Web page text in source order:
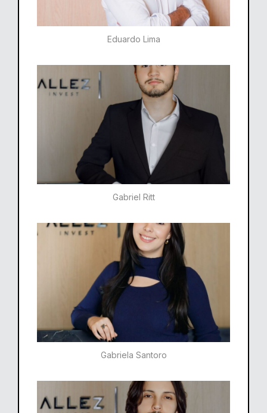
Eduardo Lima
Gabriel Ritt
Gabriela Santoro​